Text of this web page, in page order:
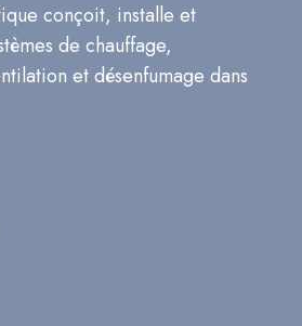
conçoit, installe et
de chauffage,
et désenfumage dans